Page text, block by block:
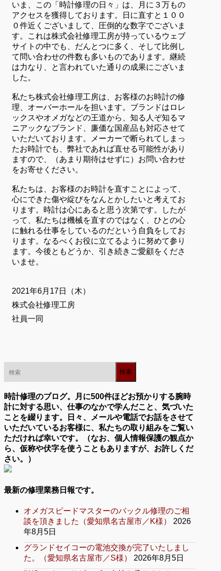
いま、この「時計修理の日々」は、月に３万もの
アクセスを獲得しております。日に直すと１００
０件近くございまして、圧倒的な数字でございま
す。これは株式会社修理工房が持っているウェブ
サイトの中でも、だんとつに多く、そして比例し
て問い合わせの件数も多いものであります。継続
は力なり、と言われていた通りの成果にございま
した。
私たち株式会社修理工房は、お客様のお時計の修
理、オーバーホールを担います。ブランドはロレ
ックスやオメガなどの王道から、知る人ぞ知るマ
ニアックなブランド、廉価な国産品も対応させて
いただいております。メーカーで断られてしまっ
たお時計でも、弊社であれば直せる可能性があり
ますので、（あまり期待はせずに）お問い合わせ
をお寄せください。
私たちは、お客様のお時計を直すことによって、
心にできた傷や綻びをなんとかしたいと考えてお
ります。時計は心にあると思う次第です。したが
って、私たちは機械を直すのではなく、ひとの心
に触れる仕事をしているのだという自負をしてお
ります。なるべくお役に立てるように努めて参り
ます。今後ともどうか、引き続きご愛顧をくださ
いませ。
2021年6月17日（木）
株式会社修理工房
社員一同
時計修理のブログ。月に500件ほどお預かりする腕時
計に対する思い、仕事のなかで学んだこと、気づいた
ことを綴ります。日々、メールや電話でお話をさせて
いただいているお客様に、私たちの取り組みをご覧い
ただければ幸いです。（なお、個人情報保護の観点か
ら、仮称や伏字を使うこともありますが、お許しくだ
さい。）
最新の修理業務日報です。
オメガスピードマスターのバックル修理のご相
談を頂きました（愛知県名古屋市／K様）
2026
年8月5日
グランドセイコーの電池交換が完了いたしまし
た。（愛知県名古屋市／S様）
2026年8月5日